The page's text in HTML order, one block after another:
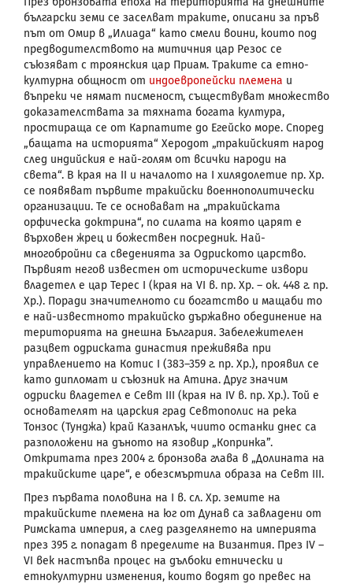
български земи се заселват траките, описани за пръв
път от Омир в „Илиада“ като смели воини, които под
предводителството на митичния цар Резос се
съюзяват с троянския цар Приам. Траките са етно-
културна общност от индоевропейски племена и
въпреки че нямат писменост, съществуват множество
доказателствата за тяхната богата култура,
простираща се от Карпатите до Егейско море. Според
„бащата на историята“ Херодот „тракийският народ
след индийския е най-голям от всички народи на
света“. В края на II и началото на I хилядолетие пр. Хр.
се появяват първите тракийски военнополитически
организации. Те се основават на „тракийската
орфическа доктрина“, по силата на която царят е
върховен жрец и божествен посредник. Най-
многобройни са сведенията за Одриското царство.
Първият негов известен от историческите извори
владетел е цар Терес I (края на VI в. пр. Хр. – ок. 448 г. пр.
Хр.). Поради значителното си богатство и мащаби то
е най-известното тракийско държавно обединение на
територията на днешна България. Забележителен
разцвет одриската династия преживява при
управлението на Котис I (383–359 г. пр. Хр.), проявил се
като дипломат и съюзник на Атина. Друг значим
одриски владетел е Севт III (крaя на IV в. пр. Хр.). Той е
основателят на царския град Севтополис на река
Тонзос (Тунджа) край Казанлък, чиито останки днес са
разположени на дъното на язовир „Копринка”.
Откритата през 2004 г. бронзова глава в „Долината на
тракийските царе“, е обезсмъртила образа на Севт III.
През първата половина на I в. сл. Хр. земите на
тракийските племена на юг от Дунав са завладени от
Римската империя, а след разделянето на империята
през 395 г. попадат в пределите на Византия. През IV –
VI век настъпва процес на дълбоки етнически и
етнокултурни изменения, които водят до превес на